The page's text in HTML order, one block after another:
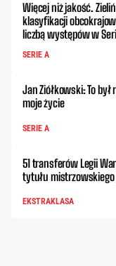
Więcej niż jakość.
klasyfikacji
liczbą występów w
SERIE A
Jan Ziółkowski: To
moje życie
SERIE A
51 transferów Legii
tytułu mistrzowskiego
EKSTRAKLASA